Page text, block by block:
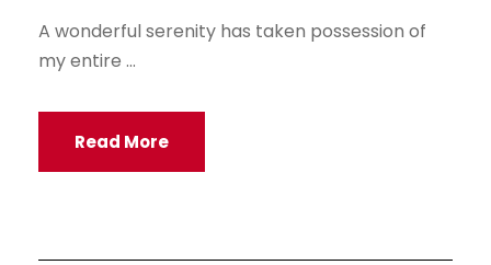
A wonderful serenity has taken possession of
my entire ...
Read More